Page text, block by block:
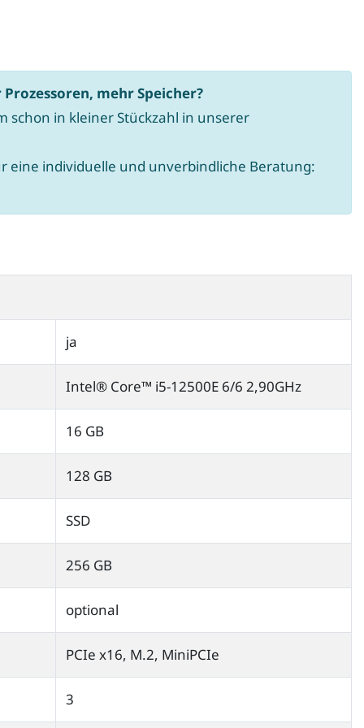
mehr Speicher?
schon in kleiner Stückzahl in unserer
eine individuelle und unverbindliche Beratung:
ja
Intel® Core™ i5-12500E 6/6 2,90GHz
16 GB
128 GB
SSD
256 GB
optional
PCIe x16, M.2, MiniPCIe
3